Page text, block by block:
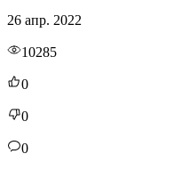
26 апр. 2022
10285
0
0
0